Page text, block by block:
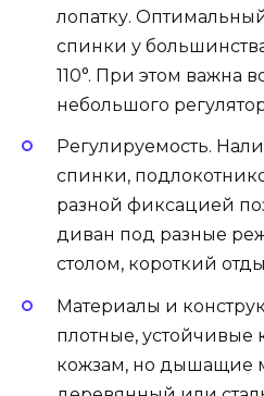
лопатку.
спинки у
110°. При этом важна
небольшого
Регулируемость.
спинки,
разной фиксацией
диван под разные
столом, короткий
Материалы и
плотные, устойчивые
кожзам, но дышащие